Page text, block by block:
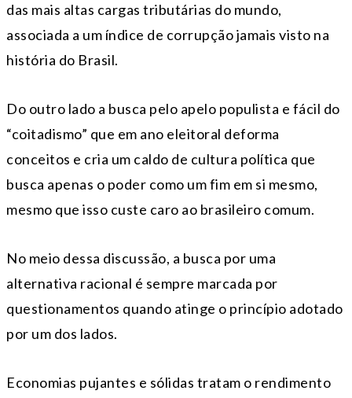
das mais altas cargas tributárias do mundo,
associada a um índice de corrupção jamais visto na
história do Brasil.
Do outro lado a busca pelo apelo populista e fácil do
“coitadismo” que em ano eleitoral deforma
conceitos e cria um caldo de cultura política que
busca apenas o poder como um fim em si mesmo,
mesmo que isso custe caro ao brasileiro comum.
No meio dessa discussão, a busca por uma
alternativa racional é sempre marcada por
questionamentos quando atinge o princípio adotado
por um dos lados.
Economias pujantes e sólidas tratam o rendimento